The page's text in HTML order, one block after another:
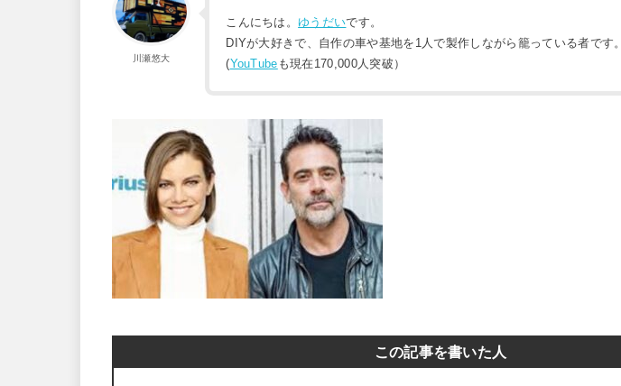
川瀬悠大
こんにちは。ゆうだいです。
DIYが大好きで、自作の車や基地を1人で製作しながら籠っている者です。
(YouTube も現在170,000人突破）
この記事を書いた人